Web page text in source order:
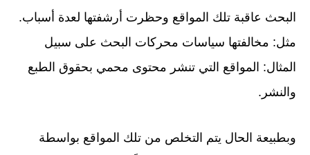
البحث عاقبة تلك المواقع وحظرت أرشفتها لعدة أسباب.
مثل: مخالفتها سياسات محركات البحث على سبيل
المثال: المواقع التي تنشر محتوى محمي بحقوق الطبع
والنشر.
وبطبيعة الحال يتم التخلص من تلك المواقع بواسطة